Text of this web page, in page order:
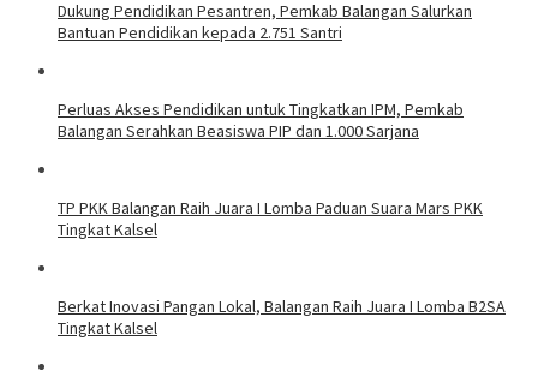
Dukung Pendidikan Pesantren, Pemkab Balangan Salurkan
Bantuan Pendidikan kepada 2.751 Santri
Perluas Akses Pendidikan untuk Tingkatkan IPM, Pemkab
Balangan Serahkan Beasiswa PIP dan 1.000 Sarjana
TP PKK Balangan Raih Juara I Lomba Paduan Suara Mars PKK
Tingkat Kalsel
Berkat Inovasi Pangan Lokal, Balangan Raih Juara I Lomba B2SA
Tingkat Kalsel